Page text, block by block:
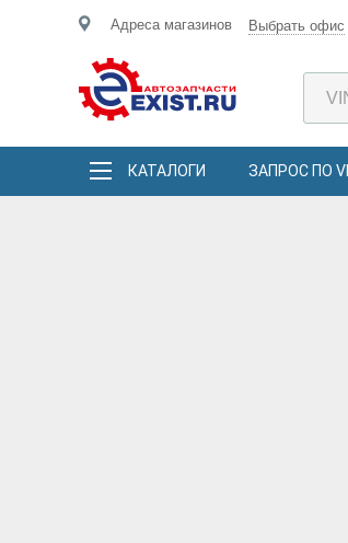
Адреса магазинов Выбрать офис
КАТАЛОГИ ЗАПРОС ПО